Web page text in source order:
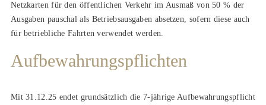
Netzkarten für den öffentlichen Verkehr im Ausmaß von 50 % der
Ausgaben pauschal als Betriebsausgaben absetzen, sofern diese auch
für betriebliche Fahrten verwendet werden.
Aufbewahrungspflichten
Mit 31.12.25 endet grundsätzlich die 7-jährige Aufbewahrungspflicht